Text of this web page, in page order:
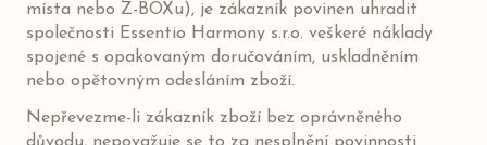
místa nebo Z-BOXu), je zákazník povinen uhradit
společnosti Essentio Harmony s.r.o. veškeré náklady
spojené s opakovaným doručováním, uskladněním
nebo opětovným odesláním zboží.
Nepřevezme-li zákazník zboží bez oprávněného